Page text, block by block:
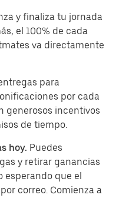
y finaliza tu jornada
el 100% de cada
va directamente
para
por cada
generosos incentivos
de tiempo.
hoy. Puedes
y retirar ganancias
esperando que el
correo. Comienza a